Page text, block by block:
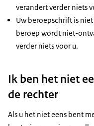
verandert verder niets
Uw beroepschrift is
beroep wordt niet-
verder niets voor u.
Ik ben het niet
de rechter
Als u het niet eens bent